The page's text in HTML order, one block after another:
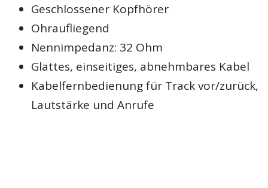
Geschlossener Kopfhörer
Ohraufliegend
Nennimpedanz: 32 Ohm
Glattes, einseitiges, abnehmbares Kabel
Kabelfernbedienung für Track vor/zurück,
Lautstärke und Anrufe